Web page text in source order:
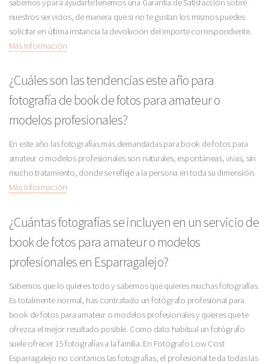
sabemos y para ayudarte tenemos una Garantía de Satisfacción sobre
nuestros servicios, de manera que si no te gustan los mismos puedes
solicitar en última instancia la devolución del importe correspondiente.
Más Información
¿Cuáles son las tendencias este año para
fotografía de book de fotos para amateur o
modelos profesionales?
En este año las fotografías más demandadas para book de fotos para
amateur o modelos profesionales son naturales, espontáneas, vivas, sin
mucho tratamiento, donde se refleje a la persona en toda su dimensión.
Más Información
¿Cuántas fotografías se incluyen en un servicio de
book de fotos para amateur o modelos
profesionales en Esparragalejo?
Sabemos que lo quieres todo y sabemos que quieres muchas fotografías.
Es totalmente normal, has contratado un fotógrafo profesional para
book de fotos para amateur o modelos profesionales y quieres que te
ofrezca el mejor resultado posible. Como dato habitual un fotógrafo
suele ofrecer 15 fotografías a la familia. En Fotógrafo Low Cost
Esparragalejo no contamos las fotografías, el profesional te da todas las